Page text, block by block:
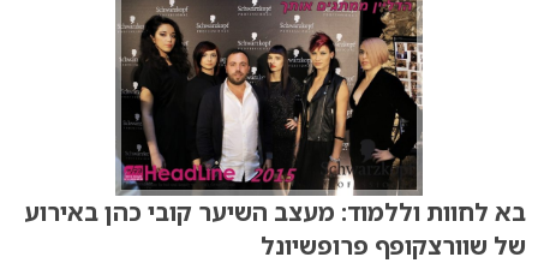
בא לחוות וללמוד: מעצב השיער קובי כהן באירוע
של שוורצקופף פרופשיונל